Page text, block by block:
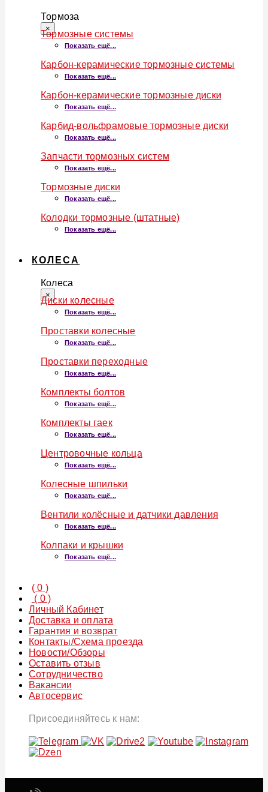
Тормоза
×
Тормозные системы
Показать ещё...
Карбон-керамические тормозные системы
Показать ещё...
Карбон-керамические тормозные диски
Показать ещё...
Карбид-вольфрамовые тормозные диски
Показать ещё...
Запчасти тормозных систем
Показать ещё...
Тормозные диски
Показать ещё...
Колодки тормозные (штатные)
Показать ещё...
КОЛЕСА
Колеса
×
Диски колесные
Показать ещё...
Проставки колесные
Показать ещё...
Проставки переходные
Показать ещё...
Комплекты болтов
Показать ещё...
Комплекты гаек
Показать ещё...
Центровочные кольца
Показать ещё...
Колесные шпильки
Показать ещё...
Вентили колёсные и датчики давления
Показать ещё...
Колпаки и крышки
Показать ещё...
(0 )
( 0)
Личный Кабинет
Доставка и оплата
Гарантия и возврат
Контакты/Схема проезда
Новости/Обзоры
Оставить отзыв
Сотрудничество
Вакансии
Автосервис
Присоединяйтесь к нам: